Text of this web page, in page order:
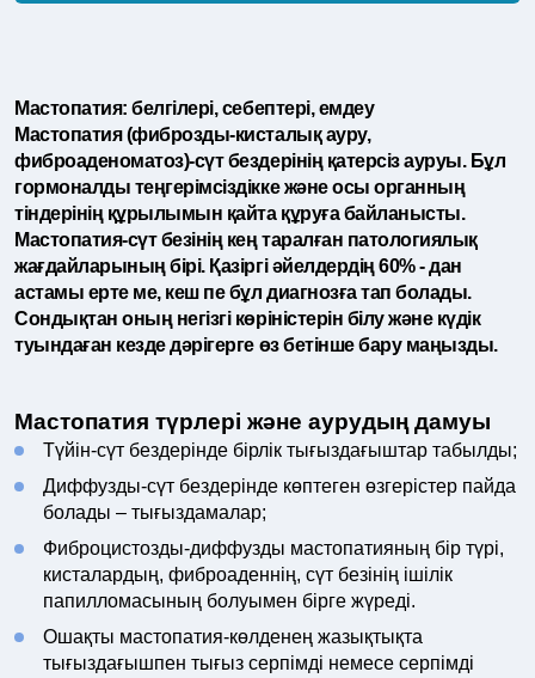
Мастопатия: белгілері, себептері, емдеу
Мастопатия (фиброзды-кисталық ауру,
фиброаденоматоз)-сүт бездерінің қатерсіз ауруы. Бұл
гормоналды теңгерімсіздікке және осы органның
тіндерінің құрылымын қайта құруға байланысты.
Мастопатия-сүт безінің кең таралған патологиялық
жағдайларының бірі. Қазіргі әйелдердің 60% - дан
астамы ерте ме, кеш пе бұл диагнозға тап болады.
Сондықтан оның негізгі көріністерін білу және күдік
туындаған кезде дәрігерге өз бетінше бару маңызды.
Мастопатия түрлері және аурудың дамуы
Түйін-сүт бездерінде бірлік тығыздағыштар табылды;
Диффузды-сүт бездерінде көптеген өзгерістер пайда
болады – тығыздамалар;
Фиброцистозды-диффузды мастопатияның бір түрі,
кисталардың, фиброаденнің, сүт безінің ішілік
папилломасының болуымен бірге жүреді.
Ошақты мастопатия-көлденең жазықтықта
тығыздағышпен тығыз серпімді немесе серпімді